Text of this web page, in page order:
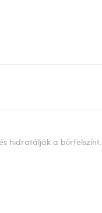
hidratálják a bőrfelszínt.